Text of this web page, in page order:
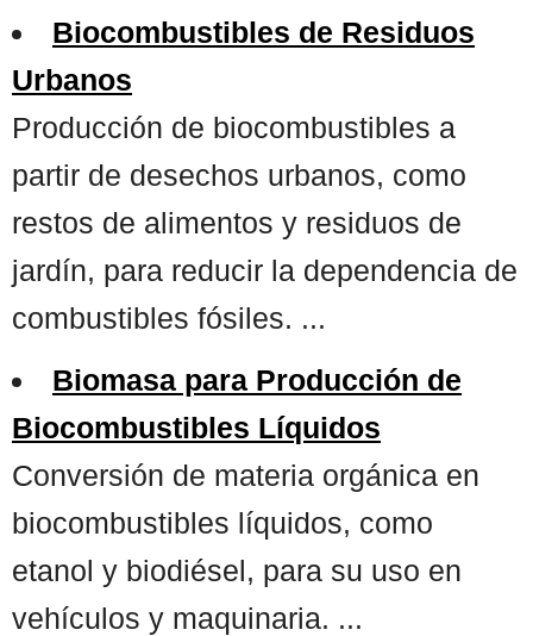
Biocombustibles de Residuos
Urbanos
Producción de biocombustibles a
partir de desechos urbanos, como
restos de alimentos y residuos de
jardín, para reducir la dependencia de
combustibles fósiles. ...
Biomasa para Producción de
Biocombustibles Líquidos
Conversión de materia orgánica en
biocombustibles líquidos, como
etanol y biodiésel, para su uso en
vehículos y maquinaria. ...